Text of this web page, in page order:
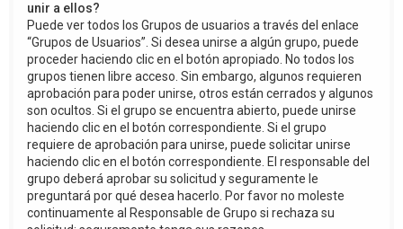
unir a ellos?
Puede ver todos los Grupos de usuarios a través del enlace
“Grupos de Usuarios”. Si desea unirse a algún grupo, puede
proceder haciendo clic en el botón apropiado. No todos los
grupos tienen libre acceso. Sin embargo, algunos requieren
aprobación para poder unirse, otros están cerrados y algunos
son ocultos. Si el grupo se encuentra abierto, puede unirse
haciendo clic en el botón correspondiente. Si el grupo
requiere de aprobación para unirse, puede solicitar unirse
haciendo clic en el botón correspondiente. El responsable del
grupo deberá aprobar su solicitud y seguramente le
preguntará por qué desea hacerlo. Por favor no moleste
continuamente al Responsable de Grupo si rechaza su